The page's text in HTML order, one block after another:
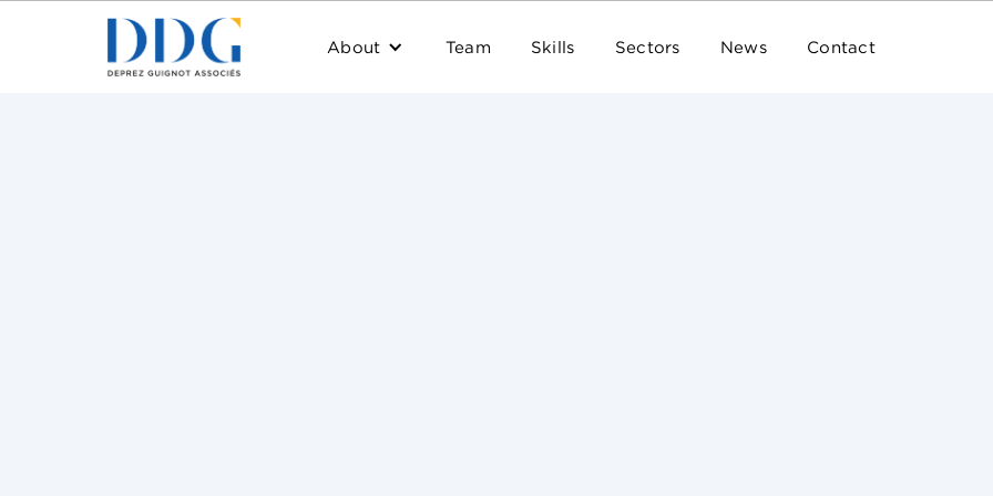
About Team Skills Sectors News Contact